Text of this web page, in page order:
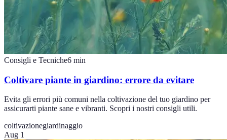
Consigli e Tecniche6 min
Coltivare piante in giardino: errore da evitare
Evita gli errori più comuni nella coltivazione del tuo giardino per
assicurarti piante sane e vibranti. Scopri i nostri consigli utili.
coltivazionegiardinaggio
Aug 1